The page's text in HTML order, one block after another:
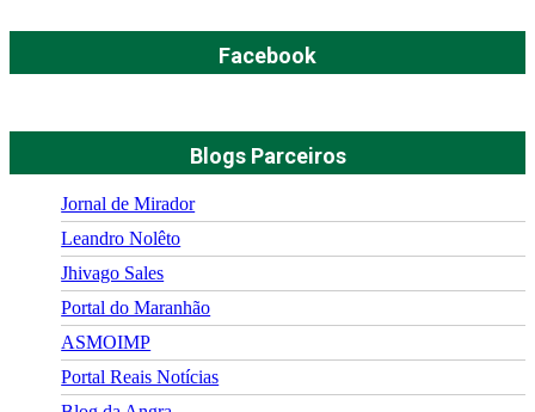
Facebook
Blogs Parceiros
Jornal de Mirador
Leandro Nolêto
Jhivago Sales
Portal do Maranhão
ASMOIMP
Portal Reais Notí­cias